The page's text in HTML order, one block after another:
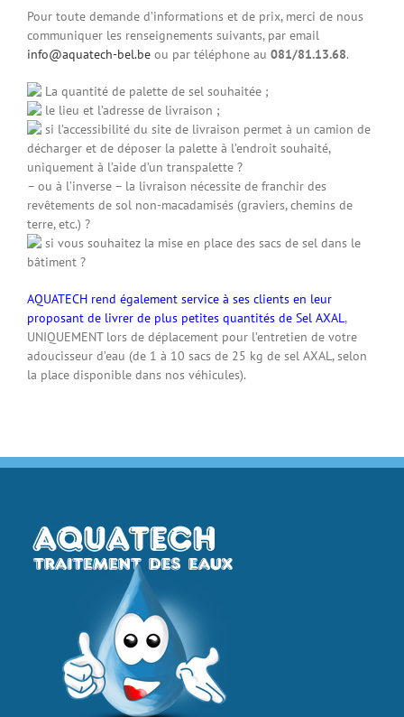
Pour toute demande d’informations et de prix, merci de nous
communiquer les renseignements suivants, par email
info@aquatech-bel.be ou par téléphone au 081/81.13.68.
La quantité de palette de sel souhaitée ;
le lieu et l’adresse de livraison ;
si l’accessibilité du site de livraison permet à un camion de
décharger et de déposer la palette à l’endroit souhaité,
uniquement à l’aide d’un transpalette ?
– ou à l’inverse – la livraison nécessite de franchir des
revêtements de sol non-macadamisés (graviers, chemins de
terre, etc.) ?
si vous souhaitez la mise en place des sacs de sel dans le
bâtiment ?
AQUATECH rend également service à ses clients en leur
proposant de livrer de plus petites quantités de Sel AXAL ,
UNIQUEMENTlors de déplacement pour l’entretien de votre
adoucisseur d’eau (de 1 à 10 sacs de 25 kg de sel AXAL, selon
la place disponible dans nos véhicules).